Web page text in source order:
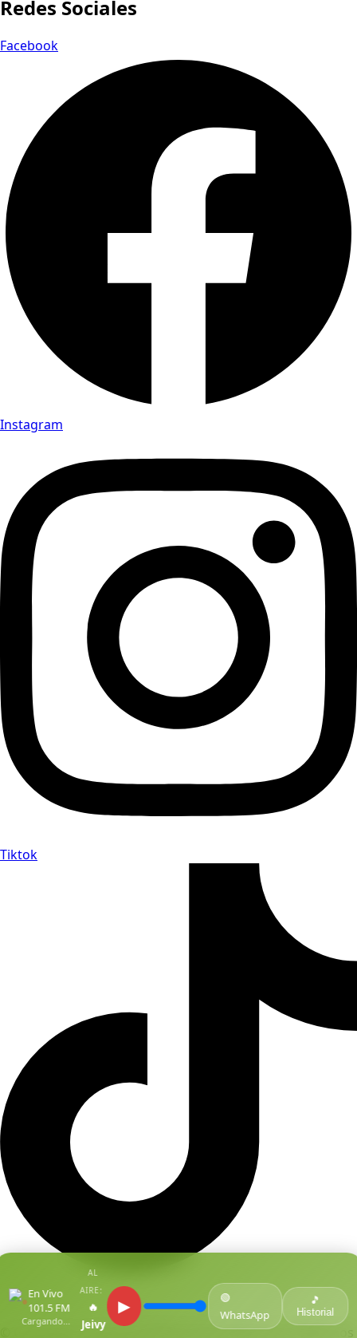
●En Vivo
101.5 FM
Cargando...
AL
AIRE:
🔥
Jeivy
▶
🟢
WhatsApp
🎵
Historial
Redes Sociales
Facebook
Instagram
Tiktok
© Copyright Centro De Medios Del Caribe S.A.S